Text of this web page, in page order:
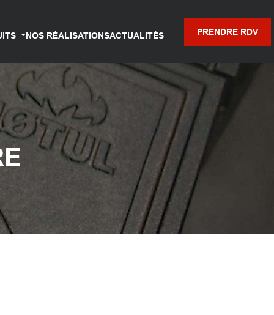
NOS RÉALISATIONSACTUALITÉS PRENDRE RDV